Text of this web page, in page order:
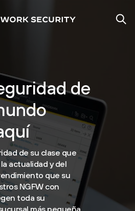
de
de su clase que
actualidad y del
que su
NGFW con
toda su
más pequeña